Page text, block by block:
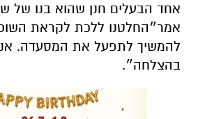
אחד הבעלים חנן שהוא בנו של
אמר״החלטנו ללכת לקראת
להמשיך לתפעל את המסעדה.
בהצלחה״.